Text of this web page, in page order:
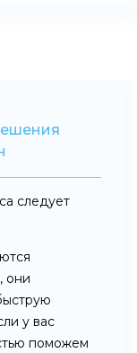
следует
они
у вас
поможем